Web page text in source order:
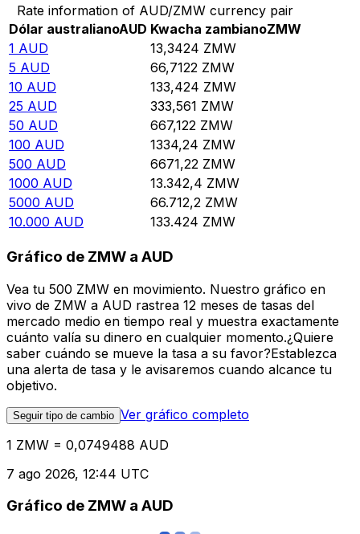
Rate information of AUD/ZMW currency pair
Dólar australianoAUD Kwacha zambianoZMW
1 AUD 13,3424 ZMW
5 AUD 66,7122 ZMW
10 AUD 133,424 ZMW
25 AUD 333,561 ZMW
50 AUD 667,122 ZMW
100 AUD 1334,24 ZMW
500 AUD 6671,22 ZMW
1000 AUD 13.342,4 ZMW
5000 AUD 66.712,2 ZMW
10.000 AUD 133.424 ZMW
Gráfico de ZMW a AUD
Vea tu 500 ZMW en movimiento. Nuestro gráfico en
vivo de ZMW a AUD rastrea 12 meses de tasas del
mercado medio en tiempo real y muestra exactamente
cuánto valía su dinero en cualquier momento.¿Quiere
saber cuándo se mueve la tasa a su favor?Establezca
una alerta de tasa y le avisaremos cuando alcance tu
objetivo.
Seguir tipo de cambio Ver gráfico completo
1 ZMW = 0,0749488 AUD
7 ago 2026, 12:44 UTC
Gráfico de ZMW a AUD